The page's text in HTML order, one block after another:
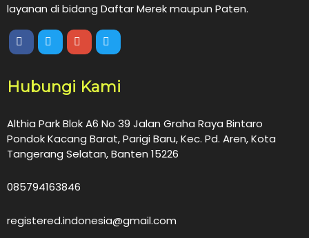
layanan di bidang Daftar Merek maupun Paten.
Hubungi Kami
Althia Park Blok A6 No 39 Jalan Graha Raya Bintaro
Pondok Kacang Barat, Parigi Baru, Kec. Pd. Aren, Kota
Tangerang Selatan, Banten 15226
085794163846
registered.indonesia@gmail.com